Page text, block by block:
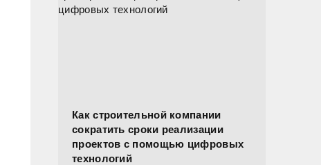
Как строительной компании
сократить сроки реализации
проектов с помощью цифровых
технологий